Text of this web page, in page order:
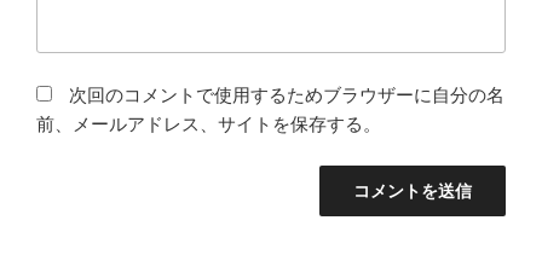
次回のコメントで使用するためブラウザーに自分の名
前、メールアドレス、サイトを保存する。